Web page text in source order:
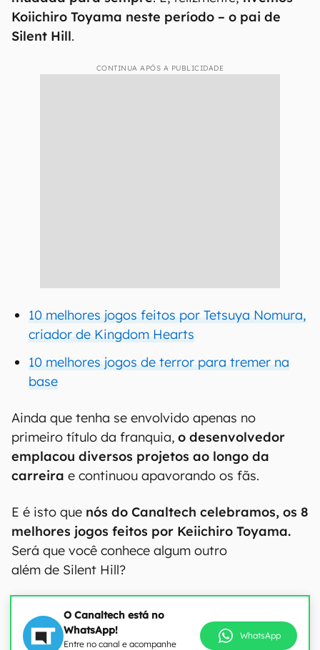
Koiichiro Toyama neste período – o pai de
Silent Hill.
CONTINUA APÓS A PUBLICIDADE
10 melhores jogos feitos por Tetsuya Nomura,
criador de Kingdom Hearts
10 melhores jogos de terror para tremer na
base
Ainda que tenha se envolvido apenas no
primeiro título da franquia, o desenvolvedor
emplacou diversos projetos ao longo da
carreira e continuou apavorando os fãs.
E é isto que nós do Canaltech celebramos, os 8
melhores jogos feitos por Keiichiro Toyama.
Será que você conhece algum outro
além de Silent Hill?
O Canaltech está no
WhatsApp!
Entre no canal e acompanhe
WhatsApp